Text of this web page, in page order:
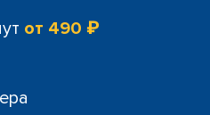
от 490 ₽